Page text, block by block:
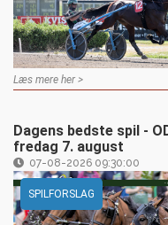
Læs mere her >
Dagens bedste spil -
fredag 7. august
07-08-2026 09:30:00
SPILFORSLAG